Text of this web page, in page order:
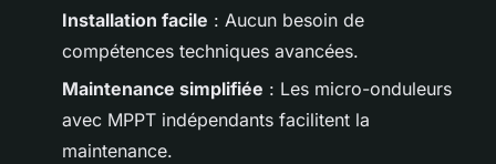
Installation facile : Aucun besoin de
compétences techniques avancées.
Maintenance simplifiée : Les micro-onduleurs
avec MPPT indépendants facilitent la
maintenance.